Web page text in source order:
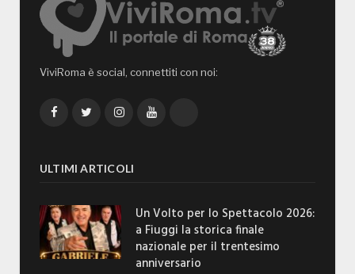
ViviRoma è social, connettiti con noi:
FacebookTwitterInstagramYouTube
ULTIMI ARTICOLI
Un Volto per lo Spettacolo 2026:
a Fiuggi la storica finale
nazionale per il trentesimo
anniversario